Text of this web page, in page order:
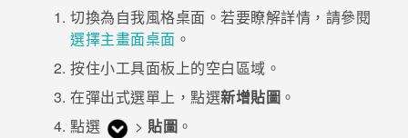
焦點訊息
校園專案
企業採購
銷售門市
銷售通路
支援服務
VIVELAND
切換為自我風格桌面。 若要瞭解詳情，請參閱
選擇主畫面桌面 。
按住小工具面板上的空白區域。
在彈出式選單上，點選新增貼圖 。
點選
> 貼圖 。